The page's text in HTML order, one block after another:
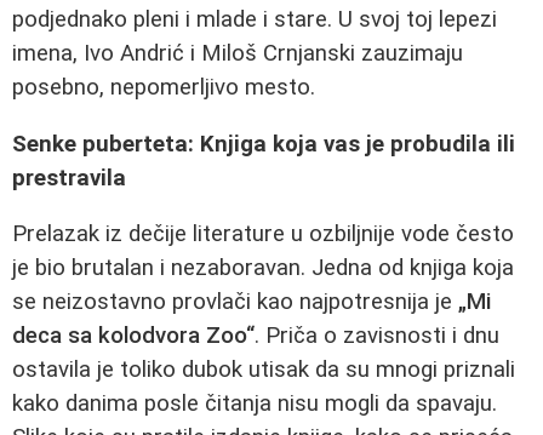
podjednako pleni i mlade i stare. U svoj toj lepezi
imena, Ivo Andrić i Miloš Crnjanski zauzimaju
posebno, nepomerljivo mesto.
Senke puberteta: Knjiga koja vas je probudila ili
prestravila
Prelazak iz dečije literature u ozbiljnije vode često
je bio brutalan i nezaboravan. Jedna od knjiga koja
se neizostavno provlači kao najpotresnija je „Mi
deca sa kolodvora Zoo“. Priča o zavisnosti i dnu
ostavila je toliko dubok utisak da su mnogi priznali
kako danima posle čitanja nisu mogli da spavaju.